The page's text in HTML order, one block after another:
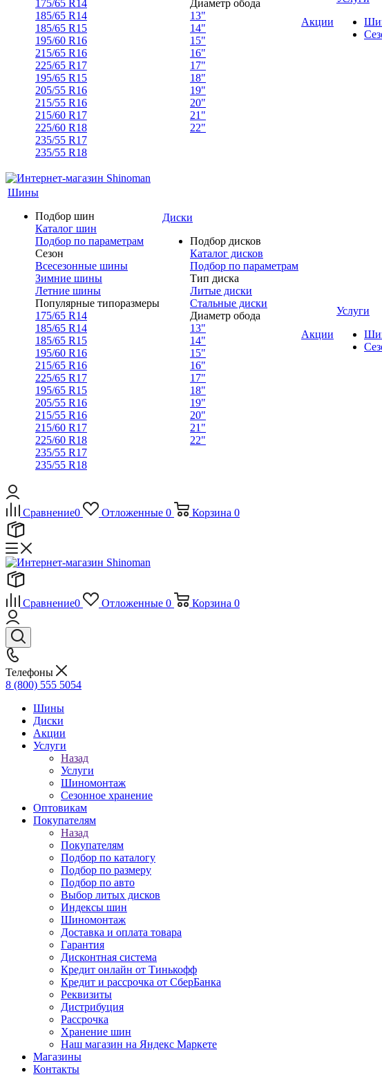
175/65 R14
185/65 R14
185/65 R15
195/60 R16
215/65 R16
225/65 R17
195/65 R15
205/55 R16
215/55 R16
215/60 R17
225/60 R18
235/55 R17
235/55 R18
Диаметр обода
13"
14"
15"
16"
17"
18"
19"
20"
21"
22"
Акции
Шины
Подбор шин
Каталог шин
Подбор по параметрам
Сезон
Всесезонные шины
Зимние шины
Летние шины
Популярные типоразмеры
175/65 R14
185/65 R14
185/65 R15
195/60 R16
215/65 R16
225/65 R17
195/65 R15
205/55 R16
215/55 R16
215/60 R17
225/60 R18
235/55 R17
235/55 R18
Диски
Подбор дисков
Каталог дисков
Подбор по параметрам
Тип диска
Литые диски
Стальные диски
Диаметр обода
13"
14"
15"
16"
17"
18"
19"
20"
21"
22"
Акции
Услуги
Сравнение0 Отложенные 0 Корзина 0
Сравнение0 Отложенные 0 Корзина 0
Телефоны
8 (800) 555 5054
Шины
Диски
Акции
Услуги
Назад
Услуги
Шиномонтаж
Сезонное хранение
Оптовикам
Покупателям
Назад
Покупателям
Подбор по каталогу
Подбор по размеру
Подбор по авто
Выбор литых дисков
Индексы шин
Шиномонтаж
Доставка и оплата товара
Гарантия
Дисконтная система
Кредит онлайн от Тинькофф
Кредит и рассрочка от СберБанка
Реквизиты
Дистрибуция
Рассрочка
Хранение шин
Наш магазин на Яндекс Маркете
Магазины
Контакты